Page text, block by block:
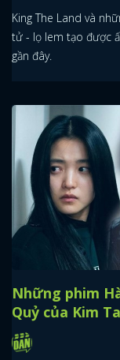
King The Land và
tử - lọ lem tạo được
gần đây.
Những phim
Quỷ của Kim